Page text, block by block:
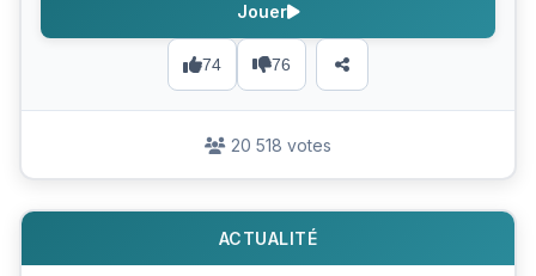
74 76
Jouer
20 518 votes
ACTUALITÉ